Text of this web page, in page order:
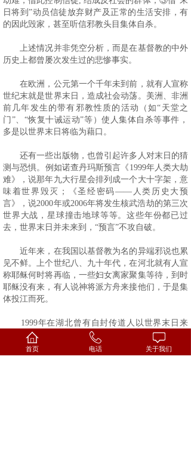
日将到”动员信徒放弃财产及正常的生活安排，有
的因此毁家，甚至听信邪教头目集体自杀。
上述情况并非凭空分析，而是在基督教的中外
历史上都曾屡次发生过的悲惨事实。
在欧洲，公元第一个千年未到前，就有人宣称
世纪末就是世界末日，造成社会动荡。美洲、非洲
前几年发生的带有邪教性质的活动（如“天堂之
门”、“恢复十诫运动”等）使人集体自杀等事件，
多是以世界末日将临为藉口。
还有一些出版物，也曾引起许多人对末日的猜
测与恐惧。例如诺查丹玛斯预言《 1999年人类大劫
难》，说那年九大行星会排列成一个大十字架，意
味着世界毁灭；《圣经密码——人类历史大预
言》，说2000年或2006年将发生核武浩劫的第三次
世界大战，星球撞击地球等等。这些年份都已过
去，世界末日并未来到，“预言”不攻自破。
近年来，在我国以基督教为名的异端邪说也累
见不鲜。上个世纪八、九十年代，在河北就有人宣
称耶稣何时将再临，一些妇女离家聚集等待，到时
耶稣没有来，有人说神将派方舟来接他们，于是集
体投江而死。
1999年在湖北曾有自封传道人以世界末日来
临，地球将要爆炸为由，蒙骗数十个农民卖了家产
“走旷野”，到新疆去迎接耶稣再临，后来隐居在大
首页 电话 关于我们